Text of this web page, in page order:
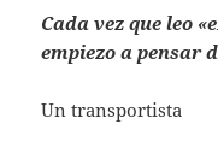
Cada vez que leo
empiezo a pensar
Un transportista